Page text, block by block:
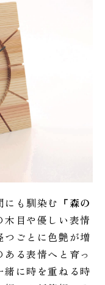
にも馴染む『森の
目や優しい表情
つごとに色艶が増
る表情へと育っ
に時を重ねる時